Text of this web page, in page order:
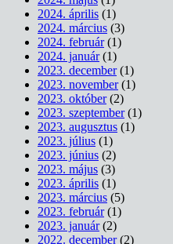
2024. április (1)
2024. március (3)
2024. február(1)
2024. január(1)
2023. december(1)
2023. november(1)
2023. október(2)
2023. szeptember(1)
2023. augusztus (1)
2023. július (1)
2023. június (2)
2023. május (3)
2023. április (1)
2023. március (5)
2023. február(1)
2023. január(2)
2022. december(2)